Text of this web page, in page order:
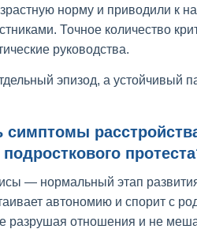
норму и приводили к
Точное количество
руководства.
эпизод, а устойчивый
симптомы
— нормальный этап
автономию и спорит с
разрушая отношения и не